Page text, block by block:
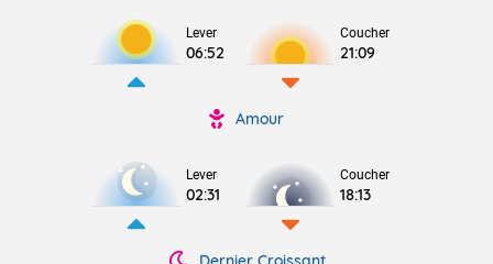
Lever
06:52
Coucher
21:09
Amour
Lever
02:31
Coucher
18:13